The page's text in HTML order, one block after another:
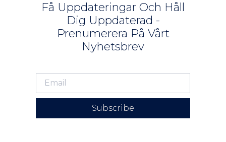
Få Uppdateringar Och Håll
Dig Uppdaterad -
Prenumerera På Vårt
Nyhetsbrev
Subscribe